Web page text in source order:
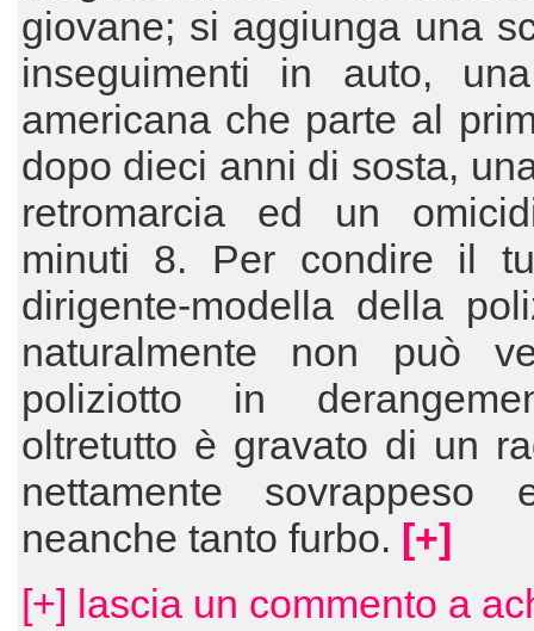
giovane; si aggiunga una
inseguimenti in auto,
americana che parte al
dopo dieci anni di sosta,
retromarcia ed un
minuti 8. Per condire il
dirigente-modella della
naturalmente non può
poliziotto in
oltretutto è gravato di un
nettamente sovrappeso
neanche tanto furbo. [+]
[+] lascia un commento a